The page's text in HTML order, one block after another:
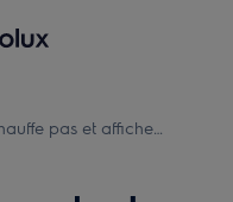
pas et affiche